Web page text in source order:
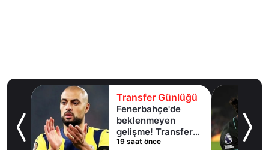
Transfer Günlüğü
Fenerbahçe'de
beklenmeyen
gelişme! Transfer
iptal oldu
19 saat önce